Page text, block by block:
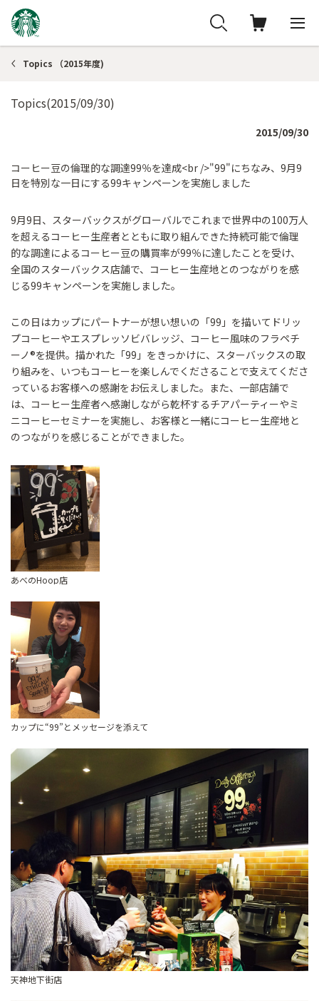
Topics （2015年度)
Topics(2015/09/30)
2015/09/30
コーヒー豆の倫理的な調達99％を達成<br />"99"にちなみ、9月9
日を特別な一日にする99キャンペーンを実施しました
9月9日、スターバックスがグローバルでこれまで世界中の100万人
を超えるコーヒー生産者とともに取り組んできた持続可能で倫理
的な調達によるコーヒー豆の購買率が99％に達したことを受け、
全国のスターバックス店舗で、コーヒー生産地とのつながりを感
じる99キャンペーンを実施しました。
この日はカップにパートナーが想い想いの「99」を描いてドリッ
プコーヒーやエスプレッソビバレッジ、コーヒー風味のフラペチ
ーノ®を提供。描かれた「99」をきっかけに、スターバックスの取
り組みを、いつもコーヒーを楽しんでくださることで支えてくださ
っているお客様への感謝をお伝えしました。また、一部店舗で
は、コーヒー生産者へ感謝しながら乾杯するチアパーティーやミ
ニコーヒーセミナーを実施し、お客様と一緒にコーヒー生産地と
のつながりを感じることができました。
あべのHoop店
カップに“99”とメッセージを添えて
天神地下街店